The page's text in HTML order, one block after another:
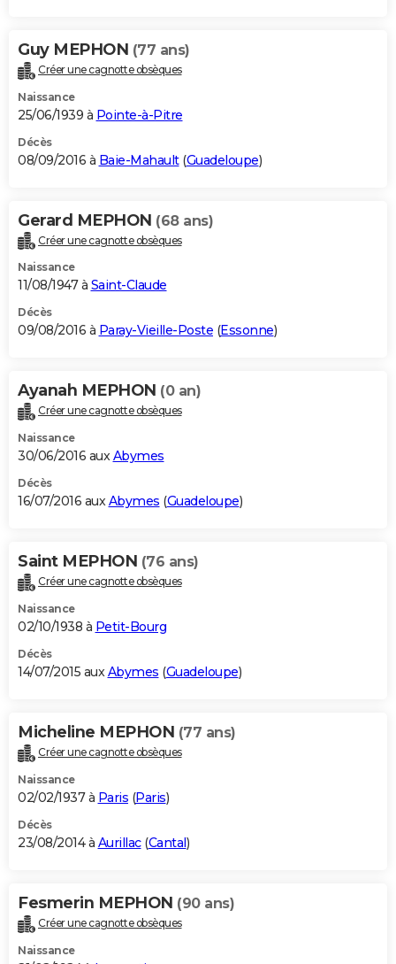
Guy MEPHON (77 ans)
Créer une cagnotte obsèques
Naissance
25/06/1939 à Pointe-à-Pitre
Décès
08/09/2016 à Baie-Mahault(Guadeloupe)
Gerard MEPHON (68 ans)
Créer une cagnotte obsèques
Naissance
11/08/1947 à Saint-Claude
Décès
09/08/2016 à Paray-Vieille-Poste (Essonne)
Ayanah MEPHON (0 an)
Créer une cagnotte obsèques
Naissance
30/06/2016 auxAbymes
Décès
16/07/2016 auxAbymes (Guadeloupe)
Saint MEPHON (76 ans)
Créer une cagnotte obsèques
Naissance
02/10/1938 à Petit-Bourg
Décès
14/07/2015 auxAbymes (Guadeloupe)
Micheline MEPHON (77 ans)
Créer une cagnotte obsèques
Naissance
02/02/1937 à Paris (Paris)
Décès
23/08/2014 à Aurillac(Cantal)
Fesmerin MEPHON (90 ans)
Créer une cagnotte obsèques
Naissance